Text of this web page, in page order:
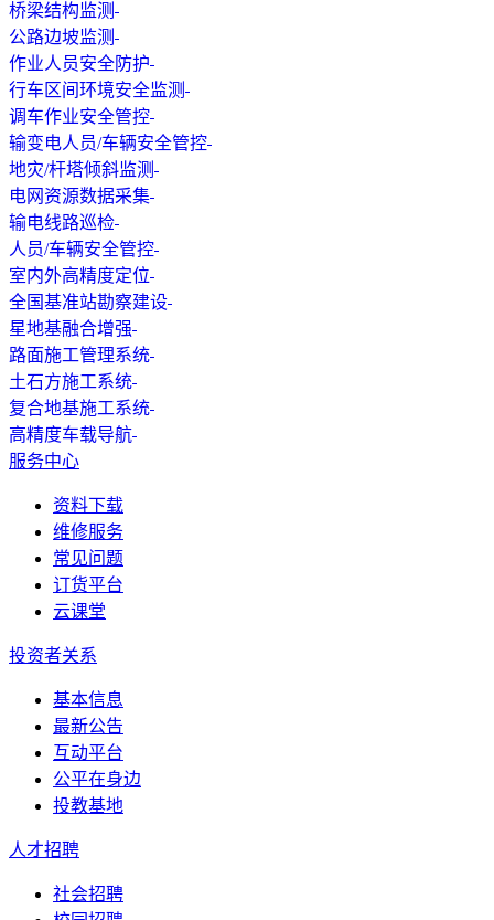
桥梁结构监测
公路边坡监测
作业人员安全防护
行车区间环境安全监测
调车作业安全管控
输变电人员/车辆安全管控
地灾/杆塔倾斜监测
电网资源数据采集
输电线路巡检
人员/车辆安全管控
室内外高精度定位
全国基准站勘察建设
星地基融合增强
路面施工管理系统
土石方施工系统
复合地基施工系统
高精度车载导航
服务中心
资料下载
维修服务
常见问题
订货平台
云课堂
投资者关系
基本信息
最新公告
互动平台
公平在身边
投教基地
人才招聘
社会招聘